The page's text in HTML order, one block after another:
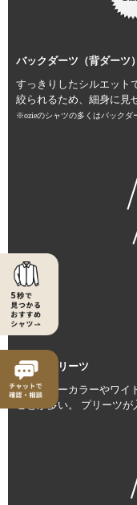
バックダーツ（背ダーツ）
すっきりしたシルエット
絞られるため、細身に見
※ozieのシャツの多くはバックダ
サイドプリーツ
レギュラーカラーやワイ
ことが多い。 プリーツ